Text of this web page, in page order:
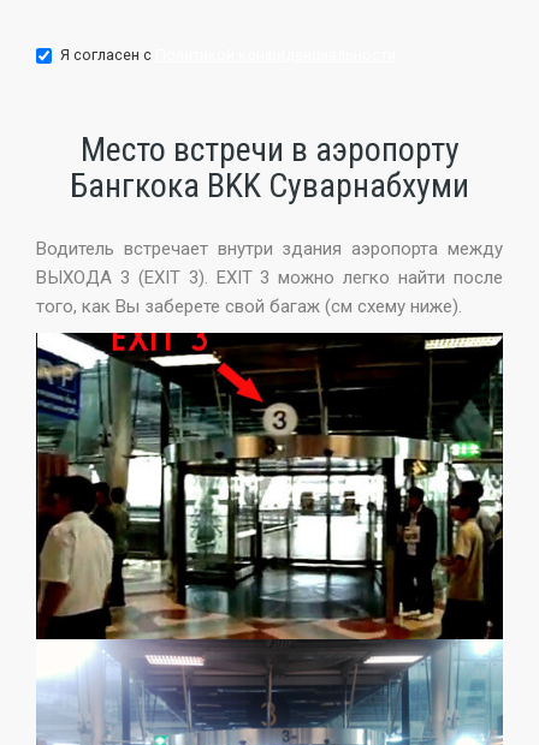
Я согласен с
Место встречи в аэропорту
Бангкока BKK Суварнабхуми
Водитель встречает внутри здания аэропорта между
ВЫХОДA 3 (EXIT 3). EXIT 3 можно легко найти после
того, как Вы заберете свой багаж (см схему ниже).